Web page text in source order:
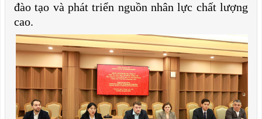
đào tạo và phát triển nguồn nhân lực chất lượng
cao.